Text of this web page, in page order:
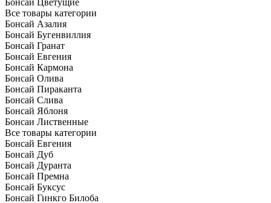
Все товары категории
Бонсай Азалия
Бонсай Бугенвиллия
Бонсай Гранат
Бонсай Евгения
Бонсай Кармона
Бонсай Олива
Бонсай Пираканта
Бонсай Слива
Бонсай Яблоня
Бонсаи Лиственные
Все товары категории
Бонсай Евгения
Бонсай Дуб
Бонсай Дуранта
Бонсай Премна
Бонсай Буксус
Бонсай Гинкго Билоба